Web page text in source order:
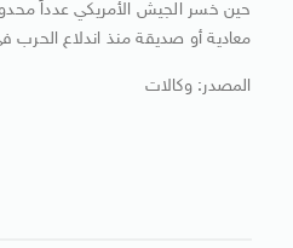
حين خسر الجيش الأمريكي عدداً
معادية أو صديقة منذ اندلاع الحرب في 28
المصدر: وكالات